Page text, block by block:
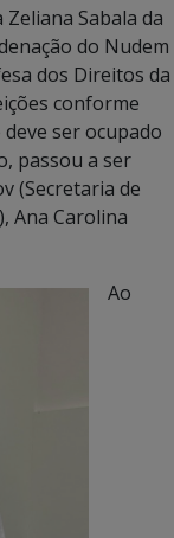
Sabala da
do Nudem
dos Direitos da
conforme
ser ocupado
passou a ser
(Secretaria de
Ana Carolina
Ao